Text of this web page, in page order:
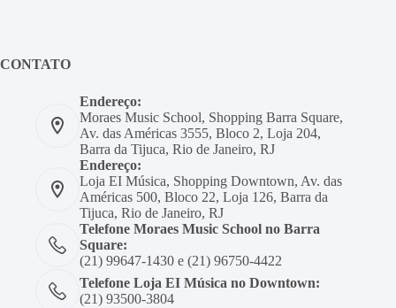
CONTATO
Endereço:
Moraes Music School, Shopping Barra Square,
Av. das Américas 3555, Bloco 2, Loja 204,
Barra da Tijuca, Rio de Janeiro, RJ
Endereço:
Loja EI Música, Shopping Downtown, Av. das
Américas 500, Bloco 22, Loja 126, Barra da
Tijuca, Rio de Janeiro, RJ
Telefone Moraes Music School no Barra
Square:
(21) 99647-1430 e (21) 96750-4422
Telefone Loja EI Música no Downtown:
(21) 93500-3804